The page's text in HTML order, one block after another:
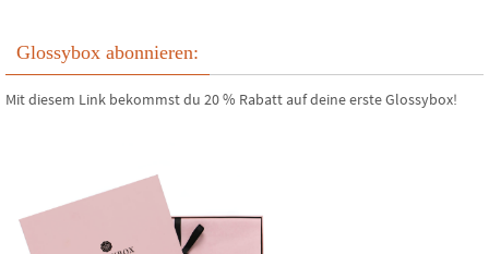
Glossybox abonnieren:
Mit diesem Link bekommst du 20 % Rabatt auf deine erste Glossybox!